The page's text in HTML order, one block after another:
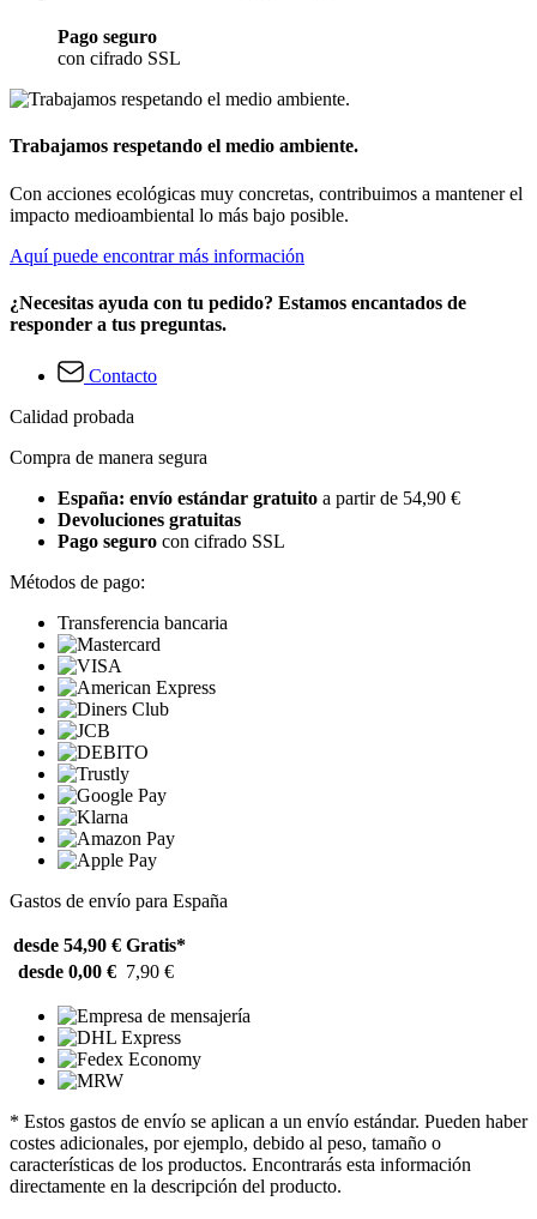
Pago seguro
con cifrado SSL
Trabajamos respetando el medio ambiente.
Con acciones ecológicas muy concretas, contribuimos a mantener el
impacto medioambiental lo más bajo posible.
Aquí puede encontrar más información
¿Necesitas ayuda con tu pedido? Estamos encantados de
responder a tus preguntas.
Contacto
Calidad probada
Compra de manera segura
España: envío estándar gratuito a partir de 54,90 €
Devoluciones gratuitas
Pago seguro con cifrado SSL
Métodos de pago:
Transferencia bancaria
Gastos de envío para España
desde 54,90 € Gratis*
desde 0,00 € 7,90 €
* Estos gastos de envío se aplican a un envío estándar. Pueden haber
costes adicionales, por ejemplo, debido al peso, tamaño o
características de los productos. Encontrarás esta información
directamente en la descripción del producto.